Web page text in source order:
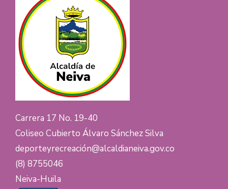
Carrera 17 No. 19-40
Coliseo Cubierto Álvaro Sánchez Silva
deporteyrecreación@alcaldianeiva.gov.co
(8) 8755046
Neiva-Huila